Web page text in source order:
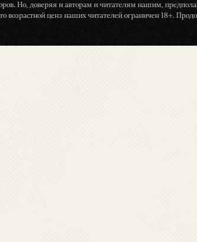
Но, доверяя и авторам и читателям нашим,
ценз наших читателей ограничен 18+.